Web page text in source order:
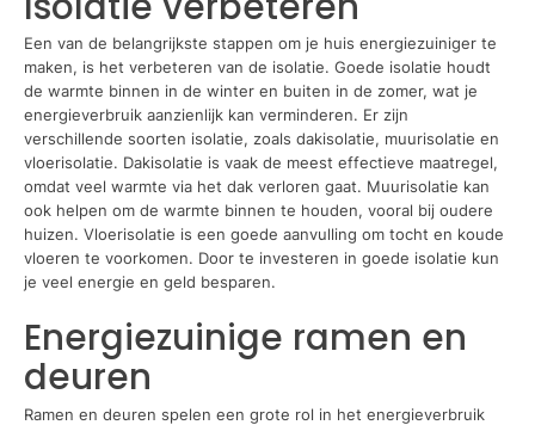
Een van de belangrijkste stappen om je huis energiezuiniger te
maken, is het verbeteren van de isolatie. Goede isolatie houdt
de warmte binnen in de winter en buiten in de zomer, wat je
energieverbruik aanzienlijk kan verminderen. Er zijn
verschillende soorten isolatie, zoals dakisolatie, muurisolatie en
vloerisolatie. Dakisolatie is vaak de meest effectieve maatregel,
omdat veel warmte via het dak verloren gaat. Muurisolatie kan
ook helpen om de warmte binnen te houden, vooral bij oudere
huizen. Vloerisolatie is een goede aanvulling om tocht en koude
vloeren te voorkomen. Door te investeren in goede isolatie kun
je veel energie en geld besparen.
Energiezuinige ramen en
deuren
Ramen en deuren spelen een grote rol in het energieverbruik